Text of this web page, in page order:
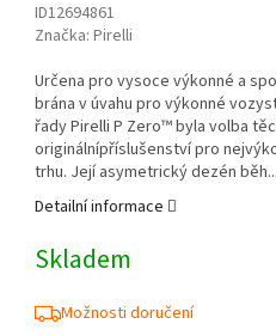
ID12694861
Značka: Pirelli
Skladem
Možnosti doručení
Určena pro vysoce výkonné a
brána v úvahu pro výkonné
řady Pirelli P Zero™ byla volba
originálnípříslušenství pro
trhu. Její asymetrický dezén běh...
Detailní informace